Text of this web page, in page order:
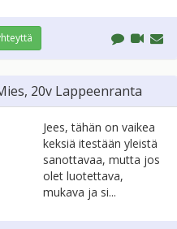
, 20v Lappeenranta
Jees, tähän on vaikea
keksiä itestään yleistä
sanottavaa, mutta jos
olet luotettava,
mukava ja si...